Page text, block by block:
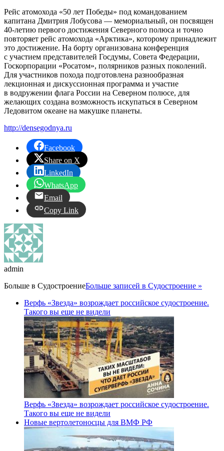
Рейс атомохода «50 лет Победы» под командованием
капитана Дмитрия Лобусова — мемориальный, он посвящен
40-летию первого достижения Северного полюса и точно
повторяет рейс атомохода «Арктика», которому принадлежит
это достижение. На борту организована конференция
с участием представителей Госдумы, Совета Федерации,
Госкорпорации «Росатом», полярников разных поколений.
Для участников похода подготовлена разнообразная
лекционная и дискуссионная программа и участие
в водружении флага России на Северном полюсе, для
желающих создана возможность искупаться в Северном
Ледовитом океане на макушке планеты.
http://densegodnya.ru
Facebook
Share on X
LinkedIn
WhatsApp
Email
Copy Link
admin
Больше в СудостроениеБольше записей в Судостроение »
Верфь «Звезда» возрождает российское судостроение.
Такого вы еще не видели
Верфь «Звезда» возрождает российское судостроение.
Такого вы еще не видели
Новые вертолетоносцы для ВМФ РФ